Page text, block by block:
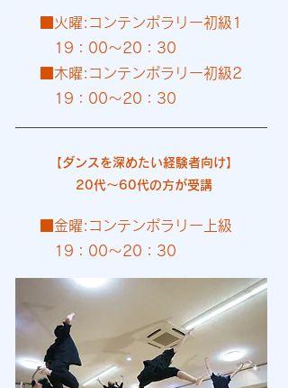
■火曜:コンテンポラリー初級1
19：00～20：30
■木曜:コンテンポラリー初級2
19：00～20：30​
【ダンスを深めたい経験者向け】
20代～60代の方が受講
■金曜:コンテンポラリー上級
19：00～20：30​